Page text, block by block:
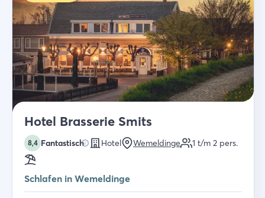
Hotel Brasserie Smits
8,4 Fantastisch Hotel Wemeldinge 1 t/m 2 pers.
Schlafen in Wemeldinge